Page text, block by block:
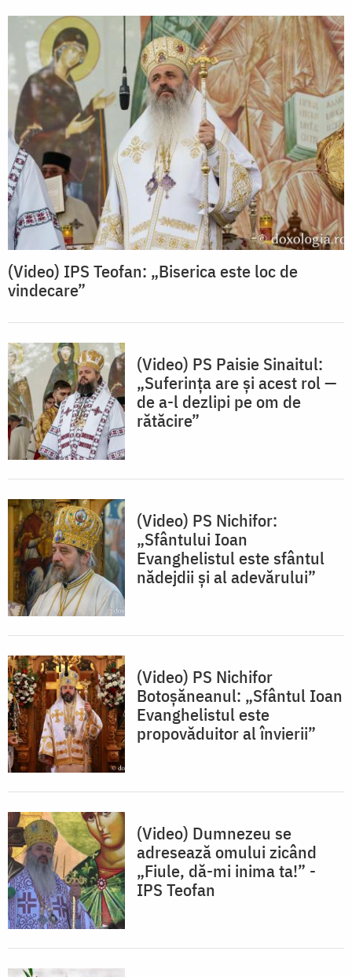
(Video) IPS Teofan: „Biserica este loc de
vindecare”
(Video) PS Paisie Sinaitul:
„Suferința are și acest rol —
de a-l dezlipi pe om de
rătăcire”
(Video) PS Nichifor:
„Sfântului Ioan
Evanghelistul este sfântul
nădejdii și al adevărului”
(Video) PS Nichifor
Botoșăneanul: „Sfântul Ioan
Evanghelistul este
propovăduitor al învierii”
(Video) Dumnezeu se
adresează omului zicând
„Fiule, dă-mi inima ta!” -
IPS Teofan